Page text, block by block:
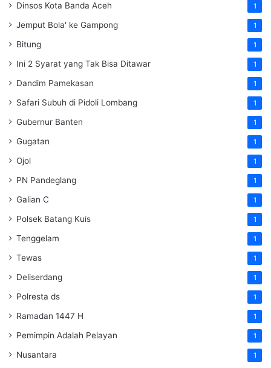
Dinsos Kota Banda Aceh 1
Jemput Bola' ke Gampong 1
Bitung 1
Ini 2 Syarat yang Tak Bisa Ditawar 1
Dandim Pamekasan 1
Safari Subuh di Pidoli Lombang 1
Gubernur Banten 1
Gugatan 1
Ojol 1
PN Pandeglang 1
Galian C 1
Polsek Batang Kuis 1
Tenggelam 1
Tewas 1
Deliserdang 1
Polresta ds 1
Ramadan 1447 H 1
Pemimpin Adalah Pelayan 1
Nusantara 1